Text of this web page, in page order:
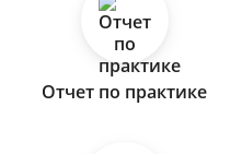
Отчет по практике